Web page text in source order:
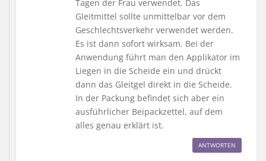
Tagen der Frau verwendet. Das
Gleitmittel sollte unmittelbar vor dem
Geschlechtsverkehr verwendet werden.
Es ist dann sofort wirksam. Bei der
Anwendung führt man den Applikator im
Liegen in die Scheide ein und drückt
dann das Gleitgel direkt in die Scheide.
In der Packung befindet sich aber ein
ausführlicher Beipackzettel, auf dem
alles genau erklärt ist.
ANTWORTEN